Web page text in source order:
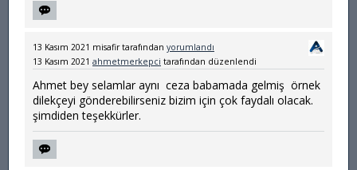
13 Kasım 2021 misafir tarafından yorumlandı
13 Kasım 2021 ahmetmerkepci tarafından düzenlendi
Ahmet bey selamlar aynı ceza babamada gelmiş örnek
dilekçeyi gönderebilirseniz bizim için çok faydalı olacak.
şimdiden teşekkürler.